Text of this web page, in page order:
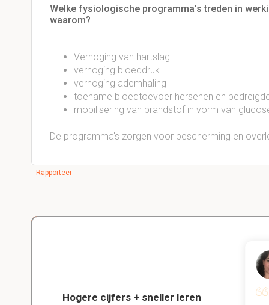
Welke fysiologische programma's treden in
waarom?
Verhoging van hartslag
verhoging bloeddruk
verhoging ademhaling
toename bloedtoevoer hersenen en
mobilisering van brandstof in vorm van
De programma's zorgen voor bescherming en
Rapporteer
Hogere cijfers + sneller leren